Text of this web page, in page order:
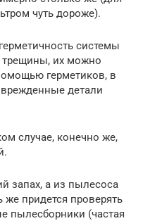
чуть дороже).
системы
их можно
герметиков, в
детали
случае, конечно же,
запах, а из пылесоса
же придется проверять
пылесборники (частая